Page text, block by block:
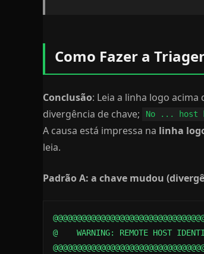
Como Fazer a
Conclusão: Leia a linha logo acima
divergência de chave;
No ... host
A causa está impressa na linha
leia.
Padrão A: a chave mudou
@    WARNING: REMOTE HOST